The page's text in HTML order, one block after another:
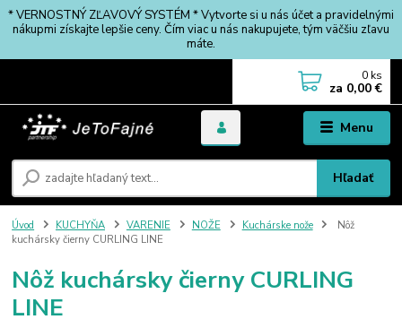
* VERNOSTNÝ ZĽAVOVÝ SYSTÉM * Vytvorte si u nás účet a pravidelnými
nákupmi získajte lepšie ceny. Čím viac u nás nakupujete, tým väčšiu zľavu
máte.
Menu
Hľadať
0 ks
za 0,00 €
Úvod KUCHYŇA VARENIE NOŽE Kuchárske nože
Nôž
kuchársky čierny CURLING LINE
Nôž kuchársky čierny CURLING
LINE